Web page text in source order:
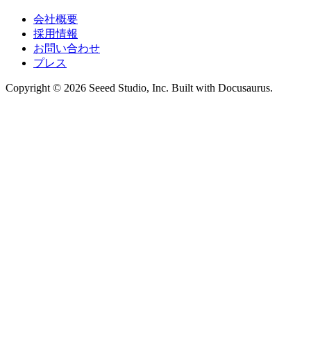
会社概要
採用情報
お問い合わせ
プレス
Copyright © 2026 Seeed Studio, Inc. Built with Docusaurus.